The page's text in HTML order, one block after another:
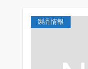
製品情報